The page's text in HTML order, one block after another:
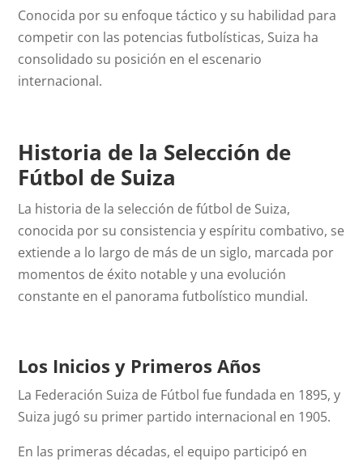
Conocida por su enfoque táctico y su habilidad para
competir con las potencias futbolísticas, Suiza ha
consolidado su posición en el escenario
internacional.
Historia de la Selección de
Fútbol de Suiza
La historia de la selección de fútbol de Suiza,
conocida por su consistencia y espíritu combativo, se
extiende a lo largo de más de un siglo, marcada por
momentos de éxito notable y una evolución
constante en el panorama futbolístico mundial.
Los Inicios y Primeros Años
La Federación Suiza de Fútbol fue fundada en 1895, y
Suiza jugó su primer partido internacional en 1905.
En las primeras décadas, el equipo participó en